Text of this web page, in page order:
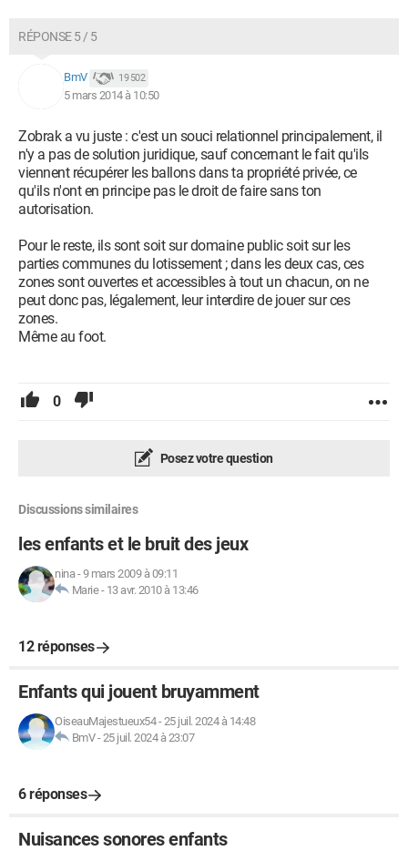
RÉPONSE 5 / 5
BmV 19 502
5 mars 2014 à 10:50
Zobrak a vu juste : c'est un souci relationnel principalement, il
n'y a pas de solution juridique, sauf concernant le fait qu'ils
viennent récupérer les ballons dans ta propriété privée, ce
qu'ils n'ont en principe pas le droit de faire sans ton
autorisation.
Pour le reste, ils sont soit sur domaine public soit sur les
parties communes du lotissement ; dans les deux cas, ces
zones sont ouvertes et accessibles à tout un chacun, on ne
peut donc pas, légalement, leur interdire de jouer sur ces
zones.
Même au foot.
0
Posez votre question
Discussions similaires
les enfants et le bruit des jeux
nina-9 mars 2009 à 09:11
Marie- 13 avr. 2010 à 13:46
12 réponses
Enfants qui jouent bruyamment
OiseauMajestueux54-25 juil. 2024 à 14:48
BmV-25 juil. 2024 à 23:07
6 réponses
Nuisances sonores enfants